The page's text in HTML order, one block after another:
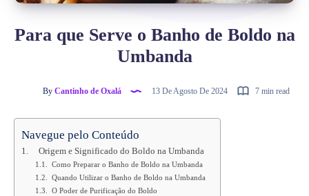
Para que Serve o Banho de Boldo na
Umbanda
ByCantinho de Oxalá 13 De Agosto De 2024 7 min read
Navegue pelo Conteúdo
Origem e Significado do Boldo na Umbanda
Como Preparar o Banho de Boldo na Umbanda
Quando Utilizar o Banho de Boldo na Umbanda
O Poder de Purificação do Boldo